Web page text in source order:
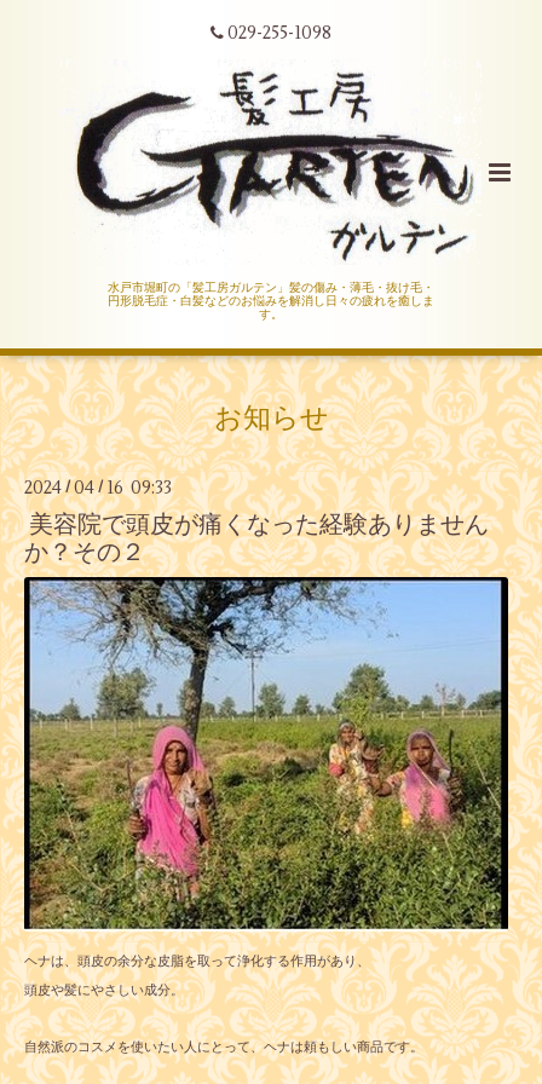
029-255-1098
水戸市堀町の「髪工房ガルテン」髪の傷み・薄毛・抜け毛・
円形脱毛症・白髪などのお悩みを解消し日々の疲れを癒しま
す。
お知らせ
2024/ 04/ 16 09:33
美容院で頭皮が痛くなった経験ありません
か？その２
ヘナは、頭皮の余分な皮脂を取って浄化する作用があり、
頭皮や髪にやさしい成分。
自然派のコスメを使いたい人にとって、ヘナは頼もしい商品です。